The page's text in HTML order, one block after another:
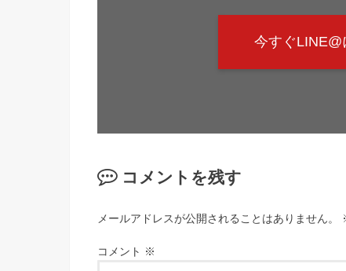
今すぐ
コメントを残す
メールアドレスが公開されることはありません。
コメント ※